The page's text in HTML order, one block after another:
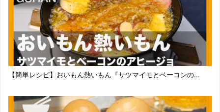
【簡単レシピ】おいもん熱いもん『サツマイモとベーコンの...